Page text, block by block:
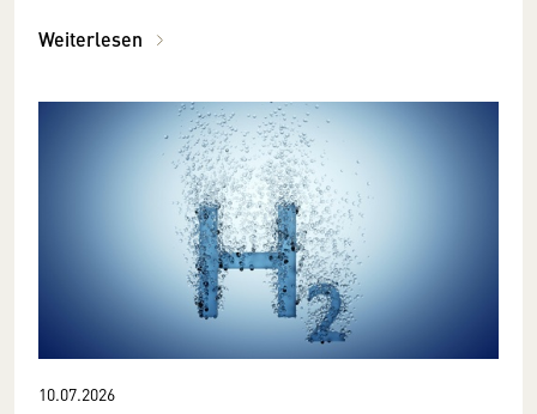
Weiterlesen
10.07.2026